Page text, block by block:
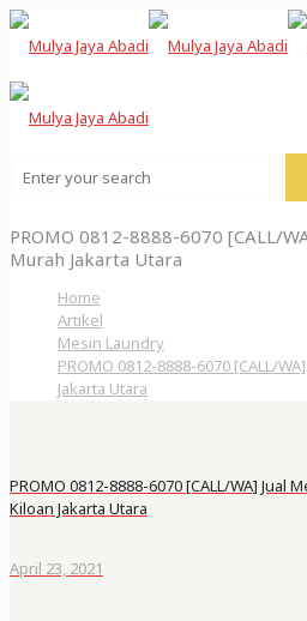
PROMO 0812-8888-6070 [CALL/
Murah Jakarta Utara
Home
Artikel
Mesin Laundry
PROMO 0812-8888-6070 [CALL/
Jakarta Utara
PROMO 0812-8888-6070 [CALL/WA] Jual
Kiloan Jakarta Utara
April 23, 2021